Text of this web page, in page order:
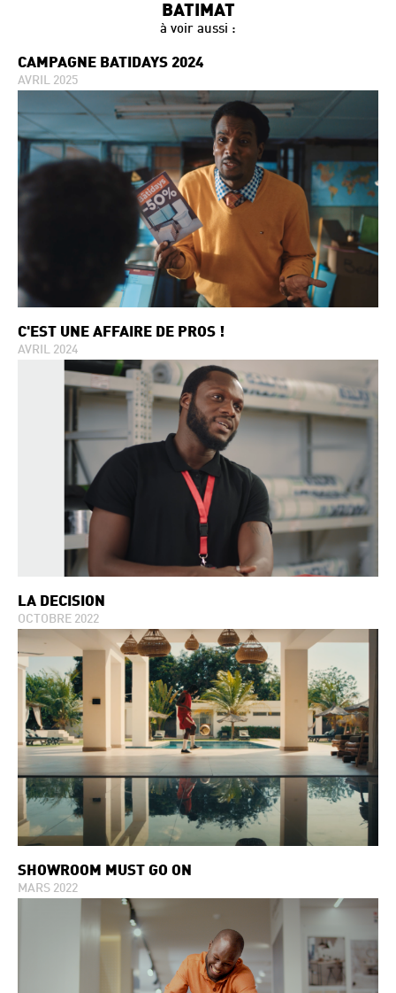
BATIMAT
à voir aussi :
CAMPAGNE BATIDAYS 2024
AVRIL 2025
C'EST UNE AFFAIRE DE PROS !
AVRIL 2024
LA DÉCISION
OCTOBRE 2022
SHOWROOM MUST GO ON
MARS 2022